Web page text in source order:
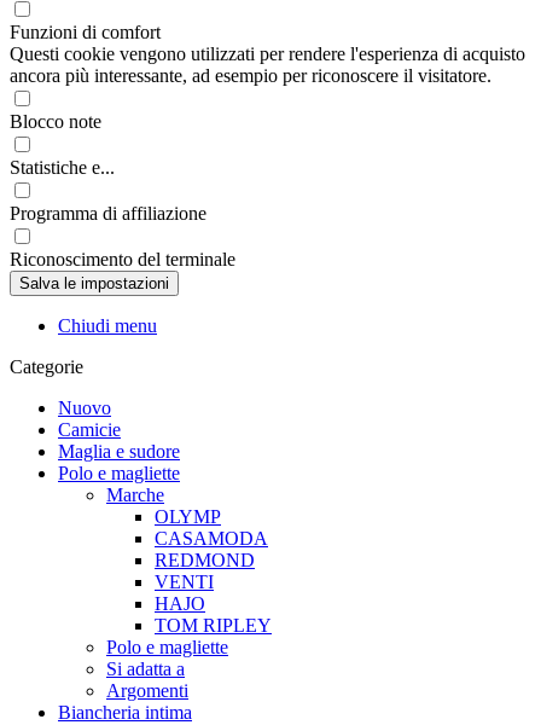
Funzioni di comfort
Questi cookie vengono utilizzati per rendere l'esperienza di acquisto
ancora più interessante, ad esempio per riconoscere il visitatore.
Blocco note
Statistiche e...
Programma di affiliazione
Riconoscimento del terminale
Chiudi menu
Categorie
Nuovo
Camicie
Maglia e sudore
Polo e magliette
Marche
OLYMP
CASAMODA
REDMOND
VENTI
HAJO
TOM RIPLEY
Polo e magliette
Si adatta a
Argomenti
Biancheria intima